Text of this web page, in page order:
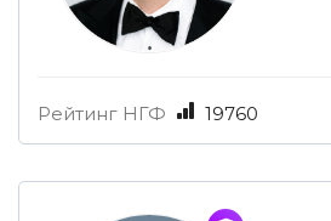
Рейтинг НГФ 19760